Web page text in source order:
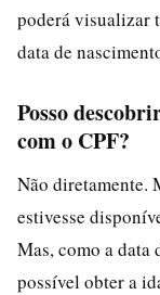
poderá visualizar
data de
Posso
com o CPF?
Não diretamente.
estivesse
Mas, como a data
possível obter a